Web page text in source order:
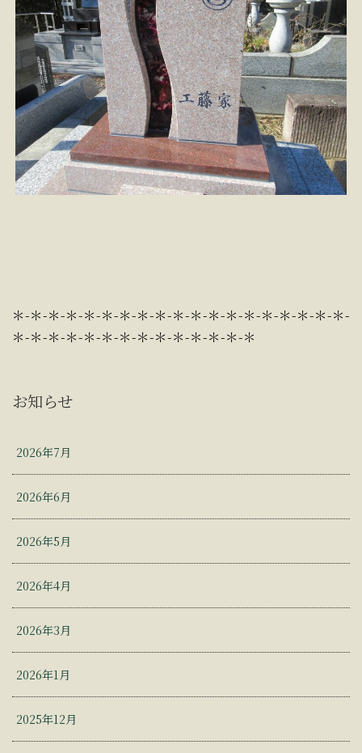
＊-＊-＊-＊-＊-＊-＊-＊-＊-＊-＊-＊-＊-＊-＊-＊-＊-＊-＊-
＊-＊-＊-＊-＊-＊-＊-＊-＊-＊-＊-＊-＊-＊
お知らせ
2026年7月
2026年6月
2026年5月
2026年4月
2026年3月
2026年1月
2025年12月